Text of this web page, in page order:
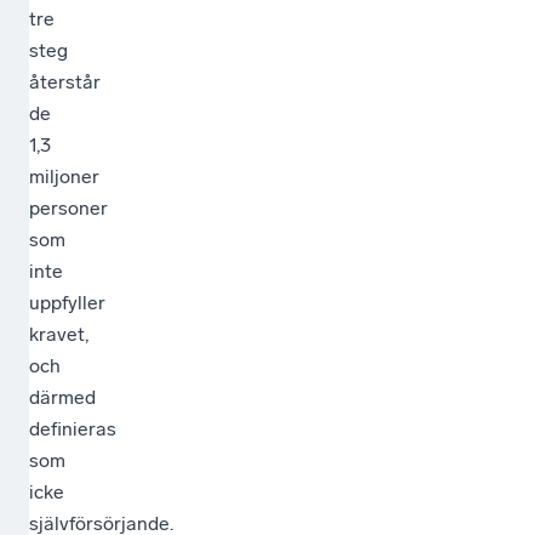
tre
steg
återstår
de
1,3
miljoner
personer
som
inte
uppfyller
kravet,
och
därmed
definieras
som
icke
självförsörjande.